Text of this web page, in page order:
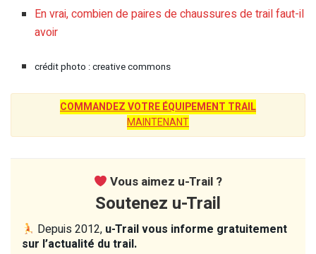
En vrai, combien de paires de chaussures de trail faut-il
avoir
crédit photo : creative commons
COMMANDEZ VOTRE ÉQUIPEMENT TRAIL
MAINTENANT
Vous aimez u-Trail ?
Soutenez u-Trail
Depuis 2012, u-Trail vous informe gratuitement
sur l’actualité du trail.